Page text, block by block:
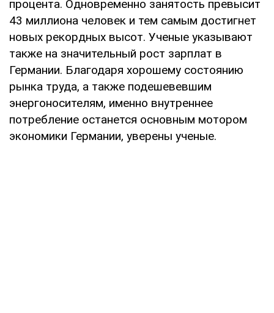
процента. Одновременно занятость превысит
43 миллиона человек и тем самым достигнет
новых рекордных высот. Ученые указывают
также на значительный рост зарплат в
Германии. Благодаря хорошему состоянию
рынка труда, а также подешевевшим
энергоносителям, именно внутреннее
потребление останется основным мотором
экономики Германии, уверены ученые.